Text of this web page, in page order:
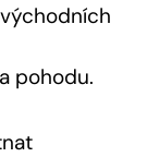
pohodu.